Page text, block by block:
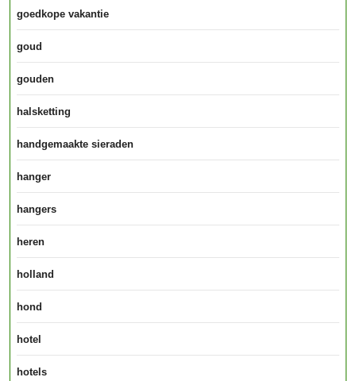
goedkope vakantie
goud
gouden
halsketting
handgemaakte sieraden
hanger
hangers
heren
holland
hond
hotel
hotels